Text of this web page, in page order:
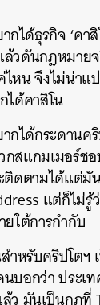
กได้ธุรกิจ ‘คา
วดันกฎหมายจ
หน จึงไม่น่าแ
ได้คาสิโน
กได้กระดานค
สแกมเมอร์ช
ติดตามได้แต่
แต่ก็ไม่รู้
ใต้การกำกับ
ำหรับคริปโตฯ
บอกว่า ประเ
ว มันเป็นกฎที่
TWEET